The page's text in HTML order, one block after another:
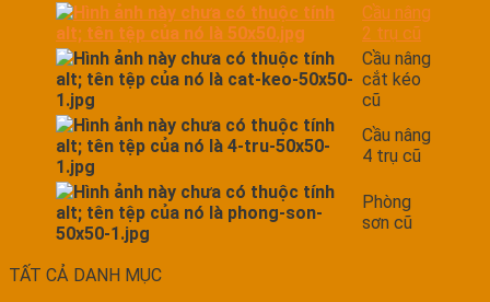
Cầu nâng
2 trụ cũ
Cầu nâng
cắt kéo
cũ
Cầu nâng
4 trụ cũ
Phòng
sơn cũ
TẤT CẢ DANH MỤC